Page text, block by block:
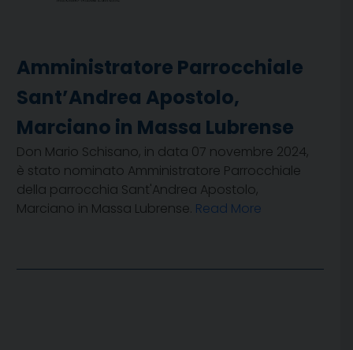
Amministratore Parrocchiale
Sant’Andrea Apostolo,
Marciano in Massa Lubrense
Don Mario Schisano, in data 07 novembre 2024,
è stato nominato Amministratore Parrocchiale
della parrocchia Sant'Andrea Apostolo,
Marciano in Massa Lubrense. Read More